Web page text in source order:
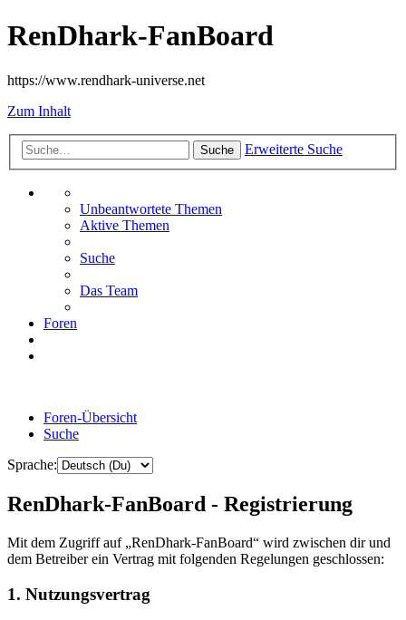
RenDhark-FanBoard
https://www.rendhark-universe.net
Zum Inhalt
Suche Erweiterte Suche
Unbeantwortete Themen
Aktive Themen
Suche
Das Team
Foren
Foren-Übersicht
Suche
Sprache:
RenDhark-FanBoard - Registrierung
Mit dem Zugriff auf „RenDhark-FanBoard“ wird zwischen dir und
dem Betreiber ein Vertrag mit folgenden Regelungen geschlossen:
1. Nutzungsvertrag